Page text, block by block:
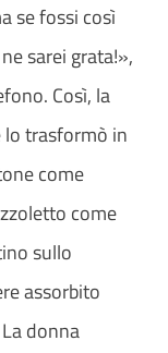
se fossi così
sarei grata!»,
Così, la
lo trasformò in
come
come
sullo
assorbito
donna